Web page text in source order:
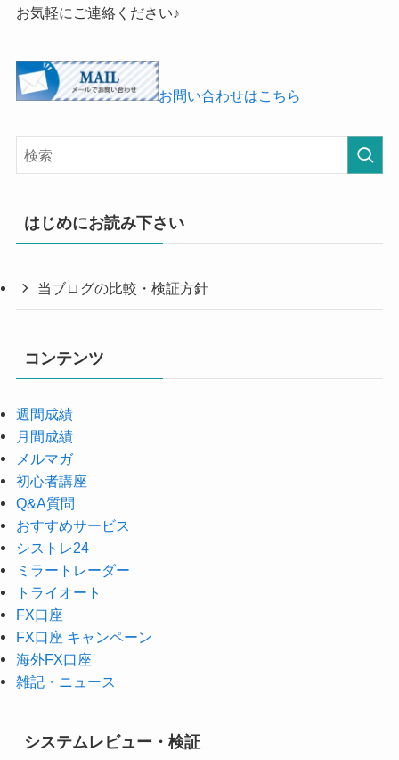
お気軽にご連絡ください♪
お問い合わせはこちら
はじめにお読み下さい
当ブログの比較・検証方針
コンテンツ
週間成績
月間成績
メルマガ
初心者講座
Q&A質問
おすすめサービス
シストレ24
ミラートレーダー
トライオート
FX口座
FX口座 キャンペーン
海外FX口座
雑記・ニュース
システムレビュー・検証